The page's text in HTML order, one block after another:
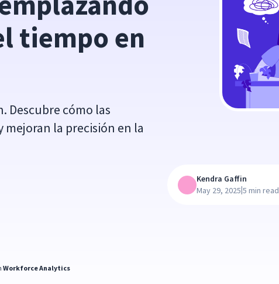
tiempo en
Descubre cómo las
la precisión en la
Workforce Analytics
Kendra Gaffin
May 29, 2025|5 min read